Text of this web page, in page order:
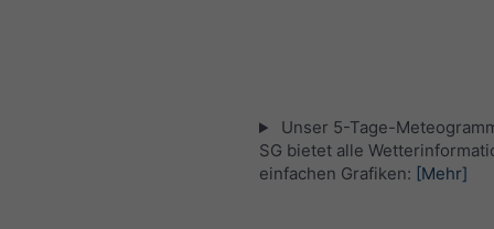
Unser 5-Tage-
SG bietet alle
einfachen Grafiken: [Mehr]